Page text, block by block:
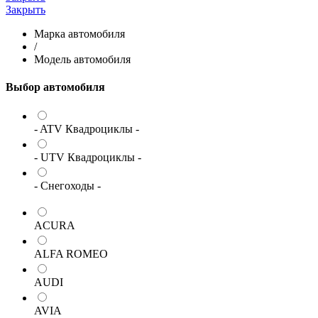
Закрыть
Марка автомобиля
/
Модель автомобиля
Выбор автомобиля
- ATV Квадроциклы -
- UTV Квадроциклы -
- Снегоходы -
ACURA
ALFA ROMEO
AUDI
AVIA